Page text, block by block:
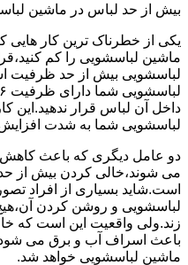
بیش از حد لباس در ماشین
یکی از خطرناک ترین کار هایی
ماشین لباسشویی را کم
لباسشویی بیش از حد ظرفیت
داخل آن لباس قرار
لباسشویی شما به شدت افزایش
دو عامل دیگری که باعث
می شوند،خالی کردن بیش از
است.شاید بسیاری از افراد
لباسشویی و روشن کردن
زند.ولی واقعیت این است که
باعث اسراف آب و برق می
ماشین لباسشویی خواهد شد.